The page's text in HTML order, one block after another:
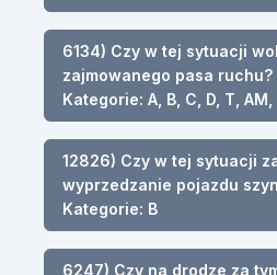
6134) Czy w tej sytuacji
zajmowanego pasa ruchu?
Kategorie: A, B, C, D, T, AM,
12826) Czy w tej sytuacji
wyprzedzanie pojazdu
Kategorie: B
6247) Czy na drodze za